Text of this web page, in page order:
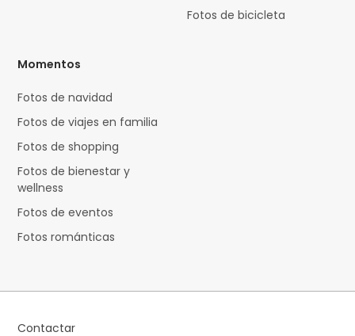
Fotos de bicicleta
Momentos
Fotos de navidad
Fotos de viajes en familia
Fotos de shopping
Fotos de bienestar y
wellness
Fotos de eventos
Fotos románticas
Contactar